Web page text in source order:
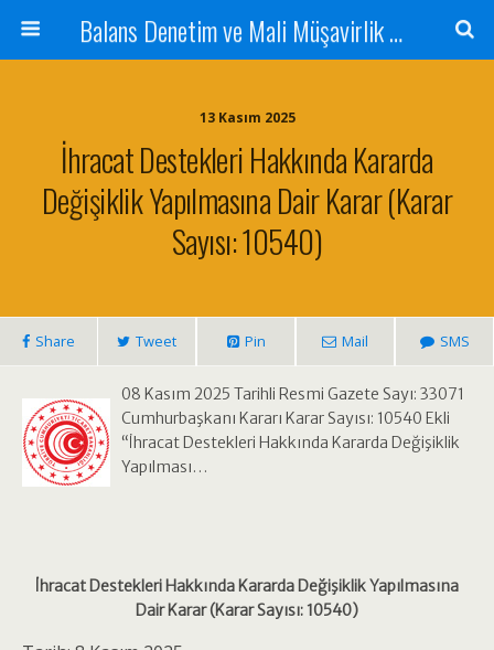
Balans Denetim ve Mali Müşavirlik Hizmetleri
13 Kasım 2025
İhracat Destekleri Hakkında Kararda
Değişiklik Yapılmasına Dair Karar (Karar
Sayısı: 10540)
Share Tweet Pin Mail SMS
08 Kasım 2025 Tarihli Resmi Gazete Sayı: 33071
Cumhurbaşkanı Kararı Karar Sayısı: 10540 Ekli
“İhracat Destekleri Hakkında Kararda Değişiklik
Yapılması…
İhracat Destekleri Hakkında Kararda Değişiklik Yapılmasına
Dair Karar (Karar Sayısı: 10540)